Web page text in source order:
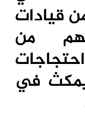
قيادات
من
في